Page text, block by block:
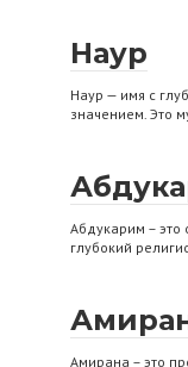
Наур
Наур — имя с
значением. Это
Абдукарим – это
глубокий
Амирана – это